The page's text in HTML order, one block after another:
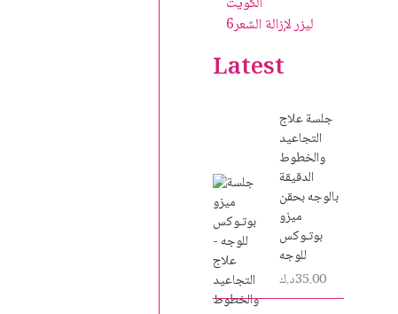
ليزر لإزالة الشعر6
Latest
جلسة علاج
التجاعيد
والخطوط
الدقيقة
بالوجه بحقن
ميزو
بوتـوكس
للوجه
35.00د.ك